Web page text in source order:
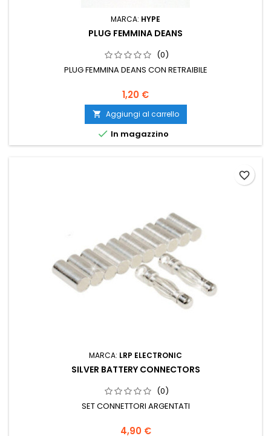
MARCA: HYPE
PLUG FEMMINA DEANS
(0)
PLUG FEMMINA DEANS CON RETRAIBILE
1,20 €
 Aggiungi al carrello
 In magazzino
MARCA: LRP ELECTRONIC
SILVER BATTERY CONNECTORS
(0)
SET CONNETTORI ARGENTATI
4,90 €
favorite_border